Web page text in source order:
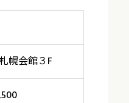
幌会館３F